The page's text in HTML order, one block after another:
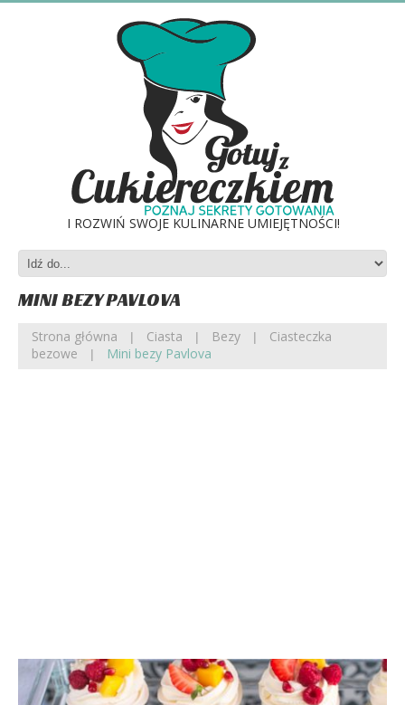
I ROZWIŃ SWOJE KULINARNE UMIEJĘTNOŚCI!
MINI BEZY PAVLOVA
Strona główna Ciasta Bezy
Ciasteczka
bezowe
Mini bezy Pavlova